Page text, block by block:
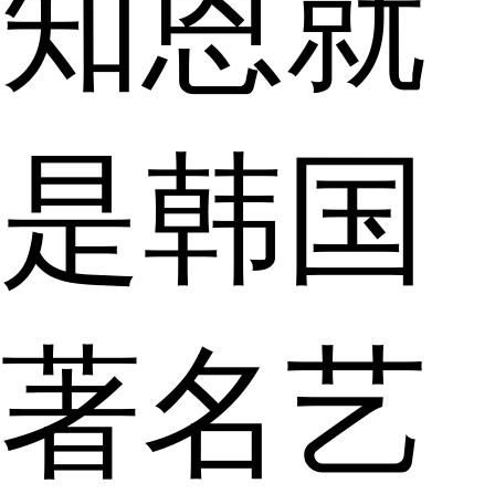
是韩国
著名艺